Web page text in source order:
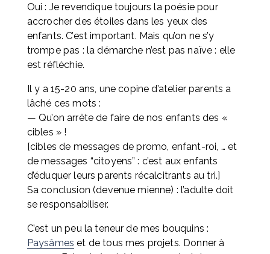
Oui : Je revendique toujours la poésie pour
accrocher des étoiles dans les yeux des
enfants. C’est important. Mais qu’on ne s’y
trompe pas : la démarche n’est pas naïve : elle
est réfléchie.
Il y a 15-20 ans, une copine d’atelier parents a
lâché ces mots :
— Qu’on arrête de faire de nos enfants des «
cibles » !
[cibles de messages de promo, enfant-roi, … et
de messages “citoyens” : c’est aux enfants
d’éduquer leurs parents récalcitrants au tri.]
Sa conclusion (devenue mienne) : l’adulte doit
se responsabiliser.
Paysâmes et de tous mes projets. Donner à